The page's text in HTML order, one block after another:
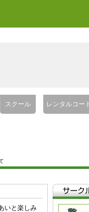
スクール レンタルコー
いと楽しみ